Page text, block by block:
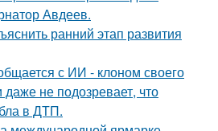
Авдеев.
ранний этап развития
с ИИ - клоном своего
не подозревает, что
в ДТП.